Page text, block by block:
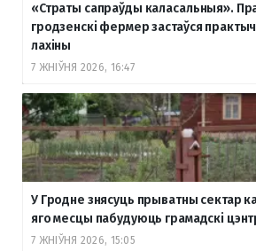
«Страты сапраўды каласальныя».
гродзенскі фермер застаўся
лахіны
7 ЖНІЎНЯ 2026, 16:47
У Гродне знясуць прыватны сектар
яго месцы пабудуюць грамадскі
7 ЖНІЎНЯ 2026, 15:05